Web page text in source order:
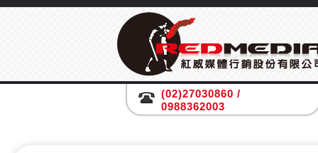
(02)27030860 /
0988362003